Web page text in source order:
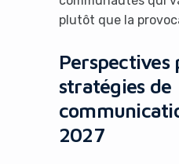
plutôt que la
Perspectives
stratégies de
2027
No